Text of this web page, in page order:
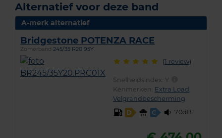
Alternatief voor deze band
A-merk alternatief
Bridgestone POTENZA RACE
Zomerband 245/35 R20 95Y
(1 review)
Snelheidsindex: Y
Kenmerken: Extra Load
Velgrandbescherming
D
C 70dB